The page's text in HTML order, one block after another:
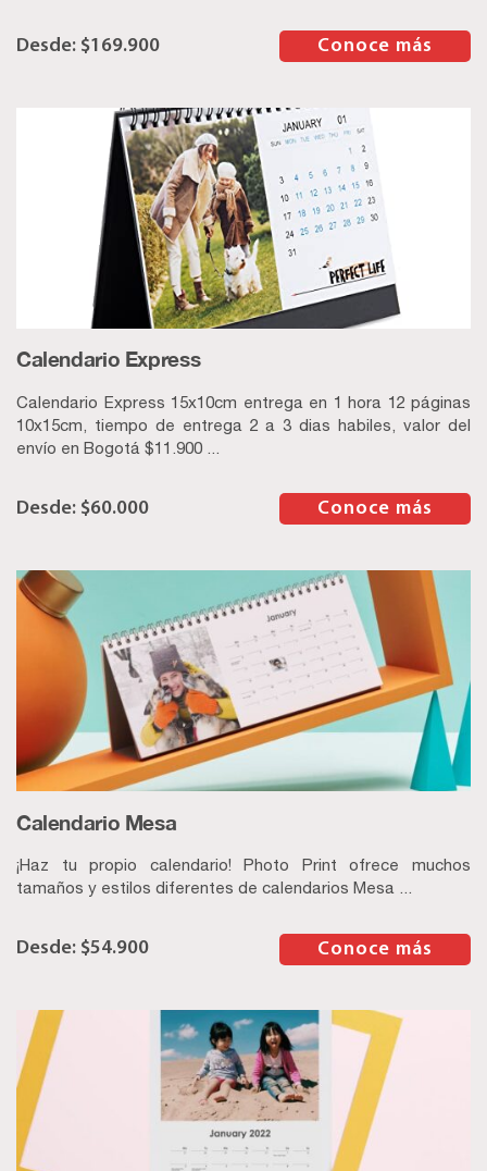
$169.900 Conoce más
Calendario Express
Calendario Express 15x10cm entrega en 1 hora 12 páginas
10x15cm, tiempo de entrega 2 a 3 dias habiles, valor del
envío en Bogotá $11.900 ...
$60.000 Conoce más
Calendario Mesa
¡Haz tu propio calendario! Photo Print ofrece muchos
tamaños y estilos diferentes de calendarios Mesa ...
$54.900 Conoce más